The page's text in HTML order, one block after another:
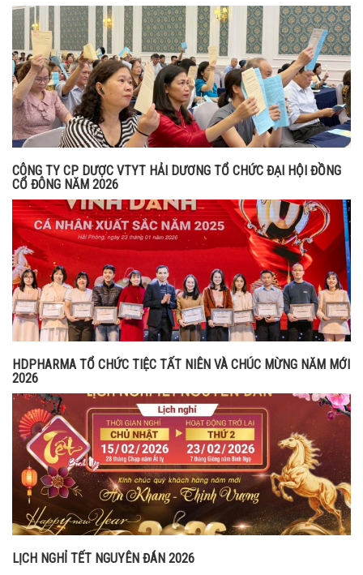
CÔNG TY CP DƯỢC VTYT HẢI DƯƠNG TỔ CHỨC ĐẠI HỘI ĐỒNG
CỔ ĐÔNG NĂM 2026
HDPHARMA TỔ CHỨC TIỆC TẤT NIÊN VÀ CHÚC MỪNG NĂM MỚI
2026
LỊCH NGHỈ TẾT NGUYÊN ĐÁN 2026